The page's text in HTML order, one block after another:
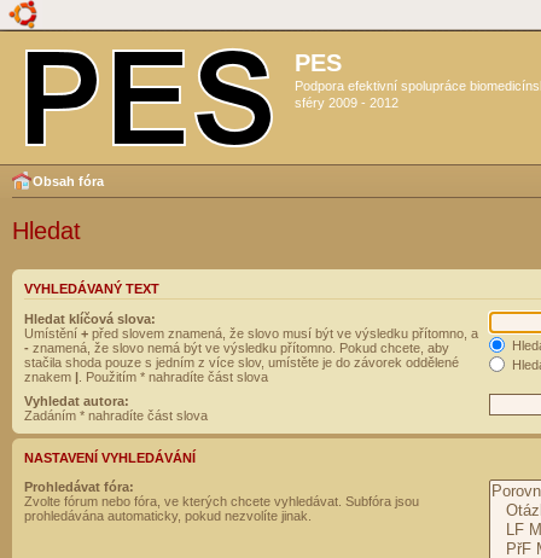
PES
Podpora efektivní spolupráce
sféry 2009 - 2012
Obsah fóra
Hledat
VYHLEDÁVANÝ TEXT
Hledat klíčová slova:
Umístění + před slovem znamená, že slovo musí být ve výsledku přítomno, a
- znamená, že slovo nemá být ve výsledku přítomno. Pokud chcete, aby
stačila shoda pouze s jedním z více slov, umístěte je do závorek oddělené
znakem | . Použitím * nahradíte část slova
Vyhledat autora:
Zadáním * nahradíte část slova
NASTAVENÍ VYHLEDÁVÁNÍ
Prohledávat fóra:
Zvolte fórum nebo fóra, ve kterých chcete vyhledávat. Subfóra jsou
prohledávána automaticky, pokud nezvolíte jinak.